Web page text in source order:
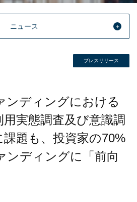
ニュース
プレスリリース
ンディングにおける
実態調査及び意識調
題も、投資家の70%
ンディングに「前向